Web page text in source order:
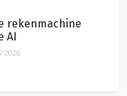
rekenmachine
AI
2026